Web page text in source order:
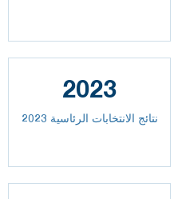
2023
نتائج الانتخابات الرئاسية 2023